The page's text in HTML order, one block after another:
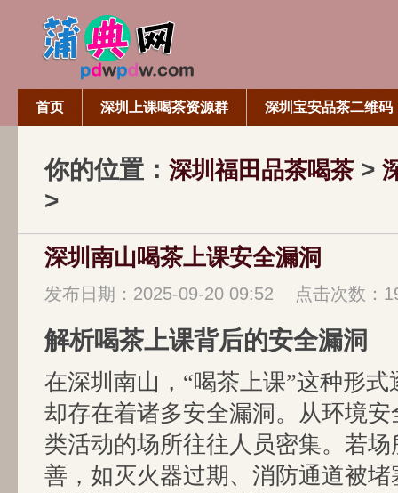
首页 深圳上课喝茶资源群 深圳宝安品茶二维码
你的位置： 深圳福田品茶喝茶>
>
深圳南山喝茶上课安全漏洞
发布日期：2025-09-20 09:52 点击次数：
解析喝茶上课背后的安全漏洞
在深圳南山，“喝茶上课”这种形
却存在着诸多安全漏洞。从环境
类活动的场所往往人员密集。若
善，如灭火器过期、消防通道被